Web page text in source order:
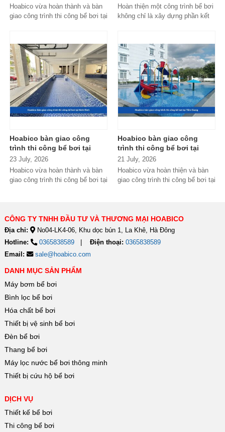
Hoabico vừa hoàn thành và bàn
giao công trình thi công bể bơi tại
Hoàn thiện một công trình bể bơi
không chỉ là xây dựng phần kết
Hoabico bàn giao công
trình thi công bể bơi tại
Ninh Bình
23 July, 2026
Hoabico vừa hoàn thành và bàn
giao công trình thi công bể bơi tại
Hoabico bàn giao công
trình thi công bể bơi tại
Tiền Giang
21 July, 2026
Hoabico vừa hoàn thiện và bàn
giao công trình thi công bể bơi tại
CÔNG TY TNHH ĐẦU TƯ VÀ THƯƠNG MẠI HOABICO
Địa chỉ:
No04-LK4-06, Khu dọc bún 1, La Khê, Hà Đông
Hotline:
0365838589 Điện thoại: 0365838589
Email:
sale@hoabico.com
DANH MỤC SẢN PHẨM
Máy bơm bể bơi
Bình lọc bể bơi
Hóa chất bể bơi
Thiết bị vệ sinh bể bơi
Đèn bể bơi
Thang bể bơi
Máy lọc nước bể bơi thông minh
Thiết bị cứu hộ bể bơi
DỊCH VỤ
Thiết kế bể bơi
Thi công bể bơi